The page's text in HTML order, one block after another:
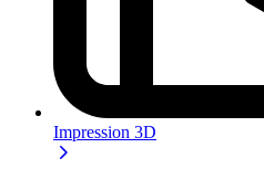
Impression 3D